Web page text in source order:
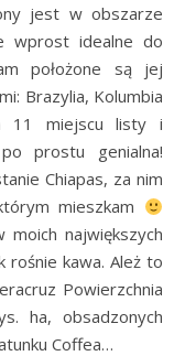
wprost idealne do
położone są jej
Brazylia, Kolumbia
11 miejscu listy i
prostu genialna!
Chiapas, za nim
mieszkam
moich największych
rośnie kawa. Ależ to
Powierzchnia
ha, obsadzonych
Coffea…